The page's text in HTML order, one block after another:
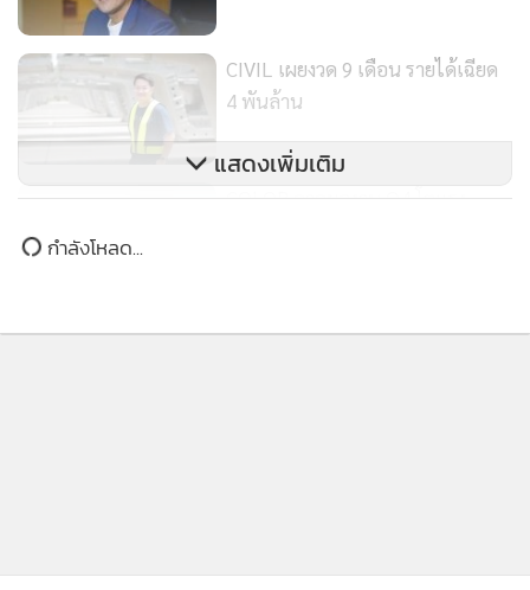
CIVIL เผยงวด 9 เดือน รายได้เฉียด
4 พันล้าน
COLOR คาดผลงาน Q4 โตแรง
แสดงเพิ่มเติม
กำลังโหลด...